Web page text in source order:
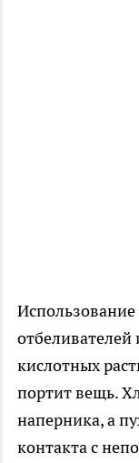
кислотных
портит вещь.
наперника, а
контакта с